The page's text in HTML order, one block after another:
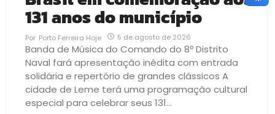
131 anos do município
Por Porto Ferreira Hoje 5 de agosto de 2026
Banda de Música do Comando do 8º Distrito
Naval fará apresentação inédita com entrada
solidária e repertório de grandes clássicos A
cidade de Leme terá uma programação cultural
especial para celebrar seus 131...